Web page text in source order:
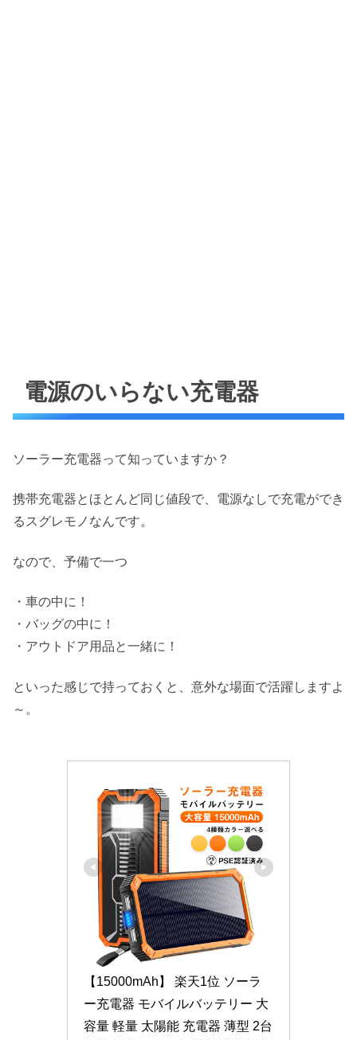
電源のいらない充電器
ソーラー充電器って知っていますか？
携帯充電器とほとんど同じ値段で、電源なしで充電ができ
るスグレモノなんです。
なので、予備で一つ
・車の中に！
・バッグの中に！
・アウトドア用品と一緒に！
といった感じで持っておくと、意外な場面で活躍しますよ
～。
【15000mAh】 楽天1位 ソーラ
ー充電器 モバイルバッテリー 大
容量 軽量 太陽能 充電器 薄型 2台